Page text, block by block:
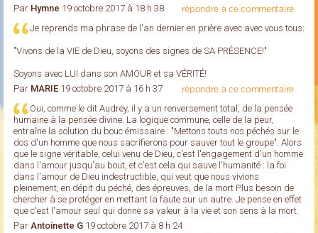
Par Hymne 19 octobre 2017 à 18 h 38 répondre à ce commentaire
Je reprends ma phrase de l'an dernier en prière avec avec vous tous:
"Vivons de la VIE de Dieu, soyons des signes de SA PRÉSENCE!"
Soyons avec LUI dans son AMOUR et sa VÉRITÉ!
Par MARIE 19 octobre 2017 à 16 h 37 répondre à ce commentaire
Oui, comme le dit Audrey, il y a un renversement total, de la pensée
humaine à la pensée divine. La logique commune, celle de la peur,
entraîne la solution du bouc émissaire : "Mettons touts nos péchés sur le
dos d'un homme que nous sacrifierons pour sauver tout le groupe". Alors
que le signe véritable, celui venu de Dieu, c'est l'engagement d'un homme
dans l'amour jusqu'au bout, et c'est cela qui sauve l'humanité : la foi
dans l'amour de Dieu indestructible, qui veut que nous vivions
pleinement, en dépit du péché, des épreuves, de la mort Plus besoin de
chercher à se protéger en mettant la faute sur un autre. Je pense en effet
que c'est l'amour seul qui donne sa valeur à la vie et son sens à la mort.
Par Antoinette G 19 octobre 2017 à 8 h 24